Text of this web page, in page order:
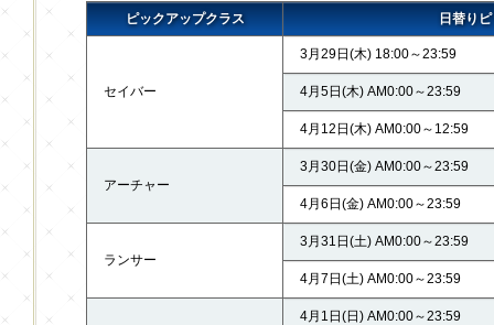
ピックアップクラス 日替り
セイバー
3月29日(木) 18:00～23:59
4月5日(木) AM0:00～23:59
4月12日(木) AM0:00～12:59
アーチャー
3月30日(金) AM0:00～23:59
4月6日(金) AM0:00～23:59
ランサー
3月31日(土) AM0:00～23:59
4月7日(土) AM0:00～23:59
4月1日(日) AM0:00～23:59